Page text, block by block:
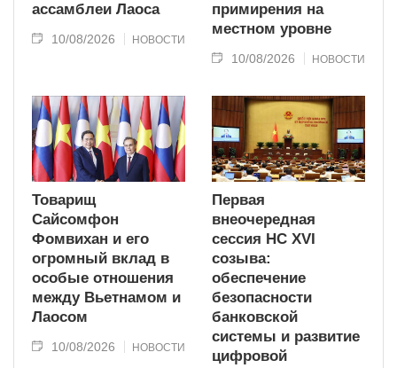
ассамблеи Лаоса
10/08/2026 НОВОСТИ
примирения на
местном уровне
10/08/2026 НОВОСТИ
Товарищ
Сайсомфон
Фомвихан и его
огромный вклад в
особые отношения
между Вьетнамом и
Лаосом
10/08/2026 НОВОСТИ
Первая
внеочередная
сессия НС XVI
созыва:
обеспечение
безопасности
банковской
системы и развитие
цифровой